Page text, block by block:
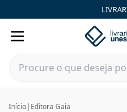
Início| Editora Gaia
Editora Gaia|Livraria Unesp |